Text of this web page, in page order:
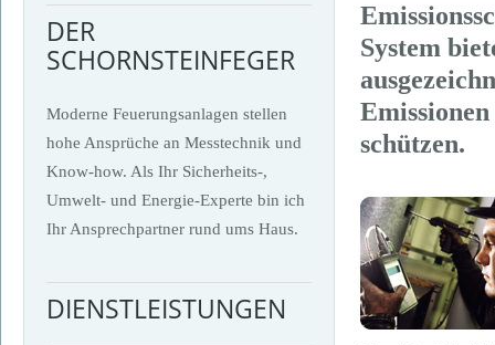
DER
SCHORNSTEINFEGER
Moderne Feuerungsanlagen stellen
hohe Ansprüche an Messtechnik und
Know-how. Als Ihr Sicherheits-,
Umwelt- und Energie-Experte bin ich
Ihr Ansprechpartner rund ums Haus.
DIENSTLEISTUNGEN
System
schützen.